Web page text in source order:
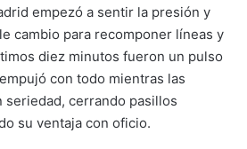
empezó a sentir la presión y
cambio para recomponer líneas y
diez minutos fueron un pulso
con todo mientras las
seriedad, cerrando pasillos
su ventaja con oficio.